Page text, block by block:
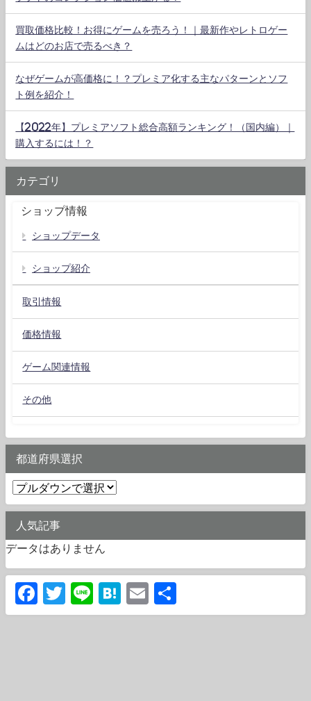
買取価格比較！お得にゲームを売ろう！｜最新作やレトロゲー
ムはどのお店で売るべき？
なぜゲームが高価格に！？プレミア化する主なパターンとソフ
ト例を紹介！
【2022年】プレミアソフト総合高額ランキング！（国内編）｜
購入するには！？
カテゴリ
ショップ情報
ショップデータ
ショップ紹介
取引情報
価格情報
ゲーム関連情報
その他
都道府県選択
人気記事
データはありません
Facebook
Twitter
LineHatena
Email
有